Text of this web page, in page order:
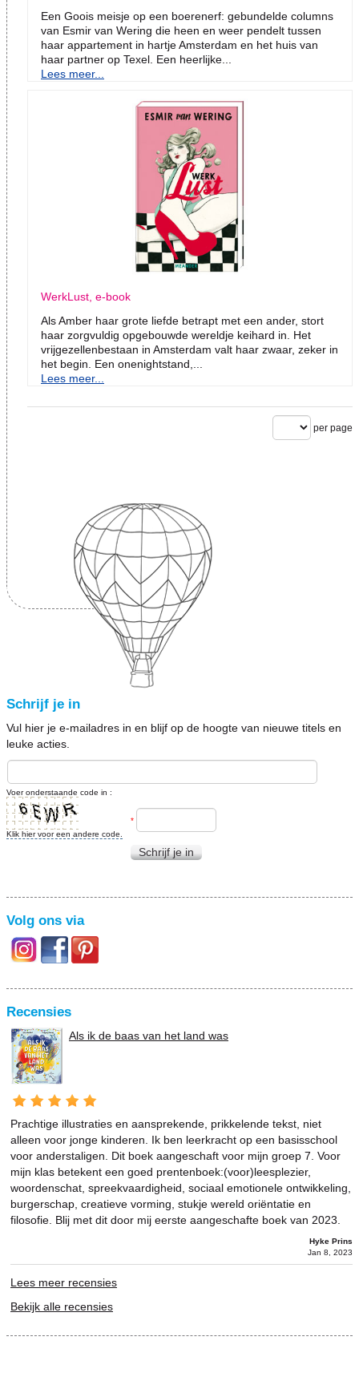
Een Goois meisje op een boerenerf: gebundelde columns
van Esmir van Wering die heen en weer pendelt tussen
haar appartement in hartje Amsterdam en het huis van
haar partner op Texel. Een heerlijke...
Lees meer...
WerkLust, e-book
Als Amber haar grote liefde betrapt met een ander, stort
haar zorgvuldig opgebouwde wereldje keihard in. Het
vrijgezellenbestaan in Amsterdam valt haar zwaar, zeker in
het begin. Een onenightstand,...
Lees meer...
per page
Schrijf je in
Vul hier je e-mailadres in en blijf op de hoogte van nieuwe titels en
leuke acties.
Voer onderstaande code in :
Klik hier voor een andere code.
*
Schrijf je in
Volg ons via
Recensies
Als ik de baas van het land was
Prachtige illustraties en aansprekende, prikkelende tekst, niet
alleen voor jonge kinderen. Ik ben leerkracht op een basisschool
voor anderstaligen. Dit boek aangeschaft voor mijn groep 7. Voor
mijn klas betekent een goed prentenboek:(voor)leesplezier,
woordenschat, spreekvaardigheid, sociaal emotionele ontwikkeling,
burgerschap, creatieve vorming, stukje wereld oriëntatie en
filosofie. Blij met dit door mij eerste aangeschafte boek van 2023.
Hyke Prins
Jan 8, 2023
Lees meer recensies
Bekijk alle recensies